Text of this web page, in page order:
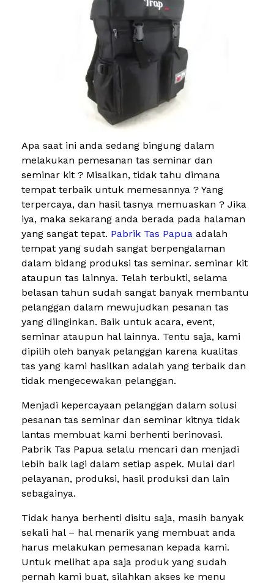
Apa saat ini anda sedang bingung dalam
melakukan pemesanan tas seminar dan
seminar kit ? Misalkan, tidak tahu dimana
tempat terbaik untuk memesannya ? Yang
terpercaya, dan hasil tasnya memuaskan ? Jika
iya, maka sekarang anda berada pada halaman
yang sangat tepat. Pabrik Tas Papua adalah
tempat yang sudah sangat berpengalaman
dalam bidang produksi tas seminar. seminar kit
ataupun tas lainnya. Telah terbukti, selama
belasan tahun sudah sangat banyak membantu
pelanggan dalam mewujudkan pesanan tas
yang diinginkan. Baik untuk acara, event,
seminar ataupun hal lainnya. Tentu saja, kami
dipilih oleh banyak pelanggan karena kualitas
tas yang kami hasilkan adalah yang terbaik dan
tidak mengecewakan pelanggan.
Menjadi kepercayaan pelanggan dalam solusi
pesanan tas seminar dan seminar kitnya tidak
lantas membuat kami berhenti berinovasi.
Pabrik Tas Papua selalu mencari dan menjadi
lebih baik lagi dalam setiap aspek. Mulai dari
pelayanan, produksi, hasil produksi dan lain
sebagainya.
Tidak hanya berhenti disitu saja, masih banyak
sekali hal – hal menarik yang membuat anda
harus melakukan pemesanan kepada kami.
Untuk melihat apa saja produk yang sudah
pernah kami buat, silahkan akses ke menu